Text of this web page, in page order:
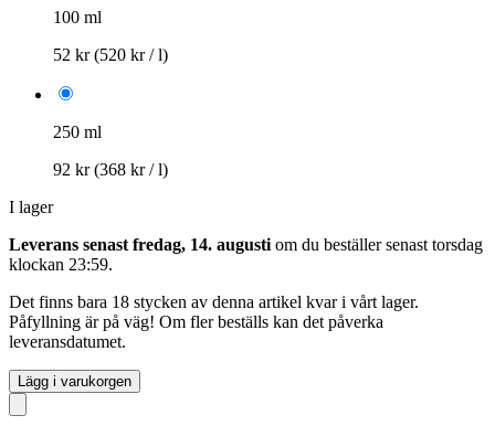
100 ml
52 kr(520 kr / l)
250 ml
92 kr(368 kr / l)
I lager
Leverans senast fredag, 14. augusti om du beställer senast torsdag
klockan 23:59.
Det finns bara 18 stycken av denna artikel kvar i vårt lager.
Påfyllning är på väg! Om fler beställs kan det påverka
leveransdatumet.
Lägg i varukorgen